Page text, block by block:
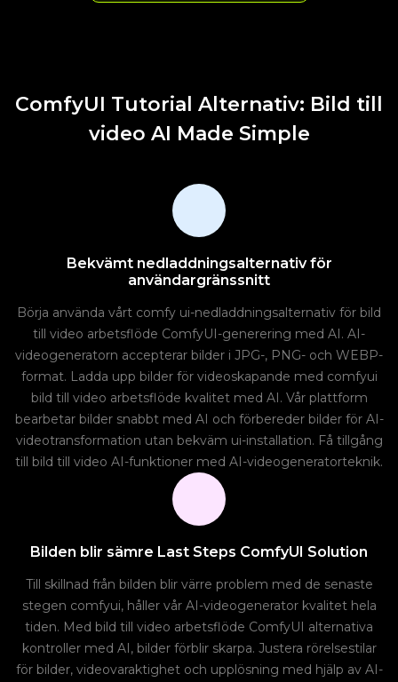
ComfyUI Tutorial Alternativ: Bild till
video AI Made Simple
Bekvämt nedladdningsalternativ för
användargränssnitt
Börja använda vårt comfy ui-nedladdningsalternativ för bild
till video arbetsflöde ComfyUI-generering med AI. AI-
videogeneratorn accepterar bilder i JPG-, PNG- och WEBP-
format. Ladda upp bilder för videoskapande med comfyui
bild till video arbetsflöde kvalitet med AI. Vår plattform
bearbetar bilder snabbt med AI och förbereder bilder för AI-
videotransformation utan bekväm ui-installation. Få tillgång
till bild till video AI-funktioner med AI-videogeneratorteknik.
Bilden blir sämre Last Steps ComfyUI Solution
Till skillnad från bilden blir värre problem med de senaste
stegen comfyui, håller vår AI-videogenerator kvalitet hela
tiden. Med bild till video arbetsflöde ComfyUI alternativa
kontroller med AI, bilder förblir skarpa. Justera rörelsestilar
för bilder, videovaraktighet och upplösning med hjälp av AI-